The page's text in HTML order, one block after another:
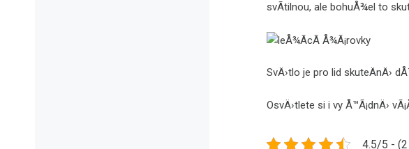
svÃ­tilnou, ale bohuÅ¾el to
SvÄ›tlo je pro lid skuteÄnÄ›
OsvÄ›tlete si i vy Å™Ã¡dnÄ›
4.5/5 -